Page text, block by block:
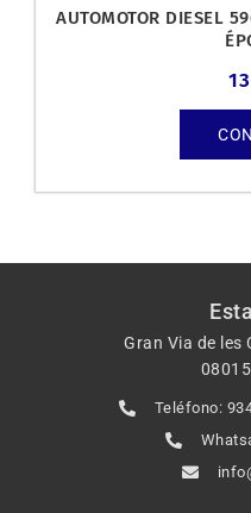
AUTOMOTOR DIESEL
Gran Via de les
Teléfono: